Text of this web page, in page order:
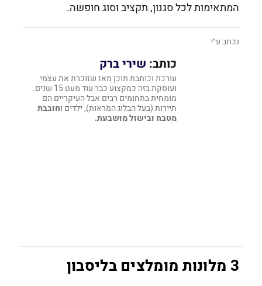
המתאימות לכל סגנון, תקציב וסוג חופשה.
נכתב ע״י
כותב: שירי ברק
עורכת וכותבת תוכן מאז שזוכרת את עצמי
ועוסקת בזה כמקצוע כבר עוד מעט 15 שנים.
מומחית בתחומים רבים אבל העיקריים הם
תיירות (בעל הבלוג המראות), ילדים וחובבת
מטבח ובישול מושבעת.
3 מלונות מומלצים בליסבון